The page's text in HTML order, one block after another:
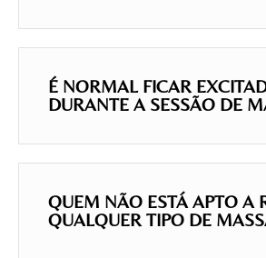
É NORMAL FICAR
DURANTE A SESSÃO DE
QUEM NÃO ESTÁ APTO A
QUALQUER TIPO DE